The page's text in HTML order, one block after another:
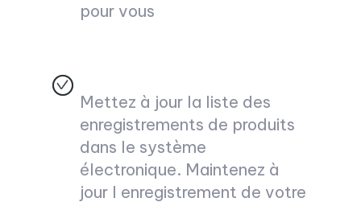
pour vous
Mettez à jour la liste des
enregistrements de produits
dans le système
électronique. Maintenez à
jour l enregistrement de votre